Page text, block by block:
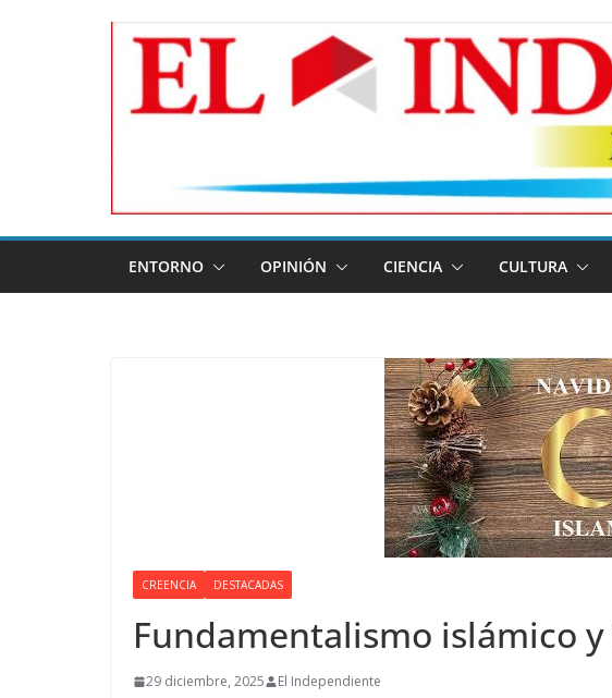
ENTORNO OPINIÓN CIENCIA CULTURA
CREENCIA DESTACADAS
Fundamentalismo islámico
29 diciembre, 2025 El Independiente